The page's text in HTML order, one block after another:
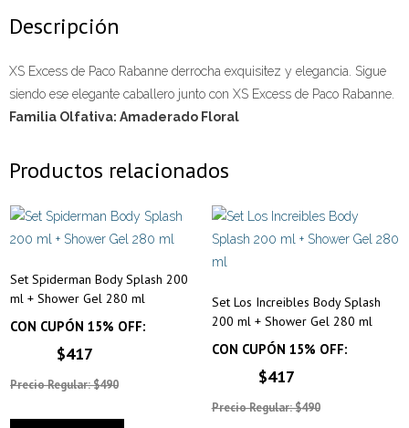
Descripción
XS Excess de Paco Rabanne derrocha exquisitez y elegancia. Sigue
siendo ese elegante caballero junto con XS Excess de Paco Rabanne.
Familia Olfativa: Amaderado Floral
Productos relacionados
Set Spiderman Body Splash 200
ml + Shower Gel 280 ml
CON CUPÓN 15% OFF:
$417
Precio Regular: $490
Set Los Increibles Body Splash
200 ml + Shower Gel 280 ml
CON CUPÓN 15% OFF:
$417
Precio Regular: $490